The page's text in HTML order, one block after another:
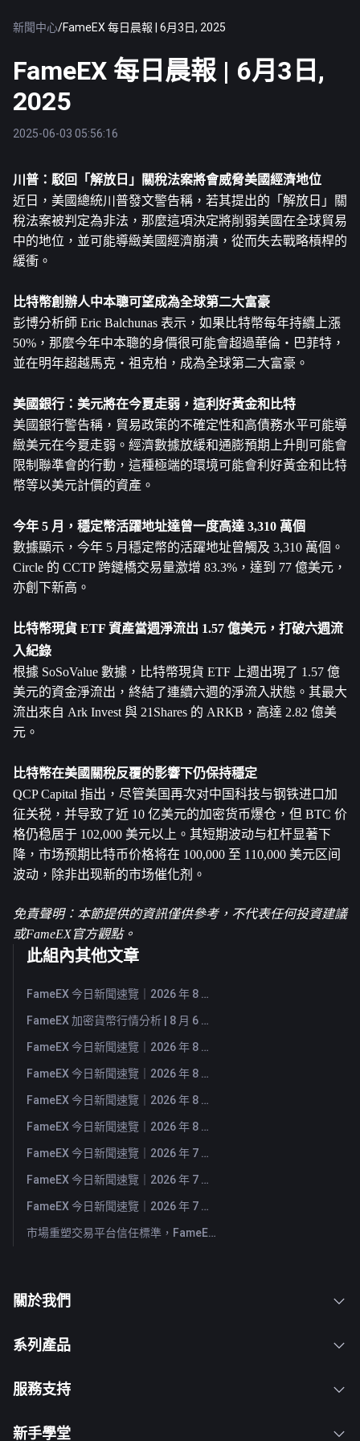
新聞中心/FameEX 每日晨報 | 6月3日, 2025
FameEX 每日晨報 | 6月3日,
2025
2025-06-03 05:56:16
川普：駁回「解放日」關稅法案將會威脅美國經濟地位
近日，美國總統川普發文警告稱，若其提出的「解放日」關
稅法案被判定為非法，那麼這項決定將削弱美國在全球貿易
中的地位，並可能導緻美國經濟崩潰，從而失去戰略槓桿的
緩衝。
比特幣創辦人中本聰可望成為全球第二大富豪
彭博分析師 Eric Balchunas 表示，如果比特幣每年持續上漲
50%，那麼今年中本聰的身價很可能會超過華倫‧巴菲特，
並在明年超越馬克‧祖克柏，成為全球第二大富豪。
美國銀行：美元將在今夏走弱，這利好黃金和比特
美國銀行警告稱，貿易政策的不確定性和高債務水平可能導
緻美元在今夏走弱。經濟數據放緩和通膨預期上升則可能會
限制聯準會的行動，這種極端的環境可能會利好黃金和比特
幣等以美元計價的資產。
今年 5 月，穩定幣活躍地址達曾一度高達 3,310 萬個
數據顯示，今年 5 月穩定幣的活躍地址曾觸及 3,310 萬個。
Circle 的 CCTP 跨鏈橋交易量激增 83.3%，達到 77 億美元，
亦創下新高。
比特幣現貨 ETF 資產當週淨流出 1.57 億美元，打破六週流
入紀錄
根據 SoSoValue 數據，比特幣現貨 ETF 上週出現了 1.57 億
美元的資金淨流出，終結了連續六週的淨流入狀態。其最大
流出來自 Ark Invest 與 21Shares 的 ARKB，高達 2.82 億美
元。
比特幣在美國關稅反覆的影響下仍保持穩定
QCP Capital 指出，尽管美国再次对中国科技与钢铁进口加
征关税，并导致了近 10 亿美元的加密货币爆仓，但 BTC 价
格仍稳居于 102,000 美元以上。其短期波动与杠杆显著下
降，市场预期比特币价格将在 100,000 至 110,000 美元区间
波动，除非出现新的市场催化剂。
免責聲明：本節提供的資訊僅供參考，不代表任何投資建議
或FameEX官方觀點。
此組內其他文章
FameEX 今日新聞速覽｜2026 年 8 月 7 日
FameEX 加密貨幣行情分析 | 8 月 6 日, 2026
FameEX 今日新聞速覽｜2026 年 8 月 6 日
FameEX 今日新聞速覽｜2026 年 8 月 5 日
FameEX 今日新聞速覽｜2026 年 8 月 4 日
FameEX 今日新聞速覽｜2026 年 8 月 3 日
FameEX 今日新聞速覽｜2026 年 7 月 31 日
FameEX 今日新聞速覽｜2026 年 7 月 30 日
FameEX 今日新聞速覽｜2026 年 7 月 29 日
市場重塑交易平台信任標準，FameEX 以八年穩健營運持續服務全球用戶
關於我們
系列產品
服務支持
新手學堂